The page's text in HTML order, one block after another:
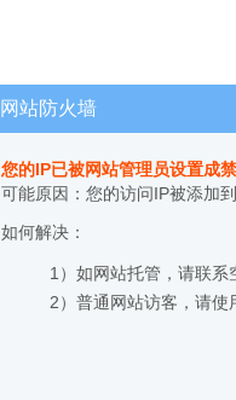
网站防火墙
您的IP已被网站管理员设置成
可能原因：您的访问IP被添加
如何解决：
1）如网站托管，请联系
2）普通网站访客，请使